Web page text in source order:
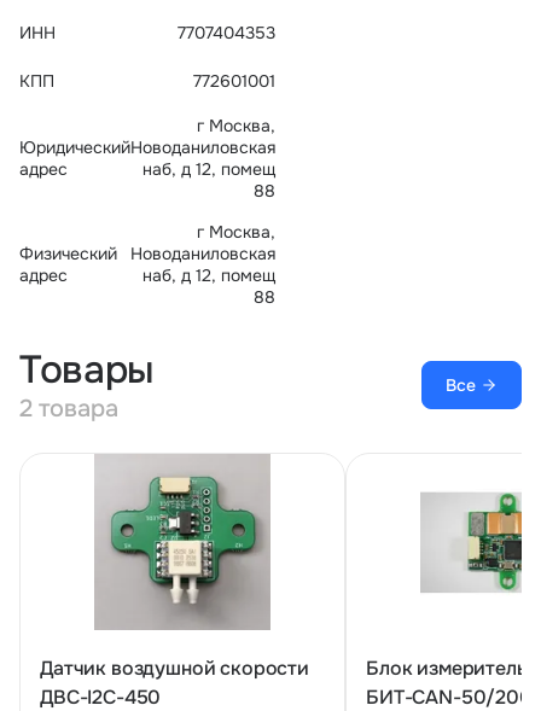
ИНН 7707404353
КПП 772601001
Юридический
адрес
г Москва,
Новоданиловская
наб, д 12, помещ
88
Физический
адрес
г Москва,
Новоданиловская
наб, д 12, помещ
88
Товары
2 товара
Все
Датчик воздушной скорости
ДВС-I2C-450
Блок
БИТ-CAN-50/200